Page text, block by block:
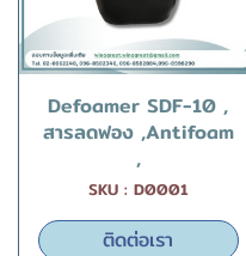
Defoamer SDF-10 ,
สารลดฟอง ,Antifoam
,
SKU : D0001
ติดต่อเรา